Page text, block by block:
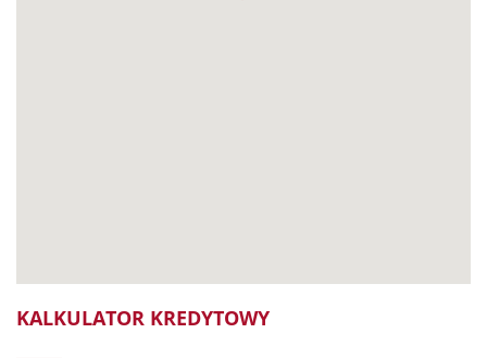
KALKULATOR KREDYTOWY